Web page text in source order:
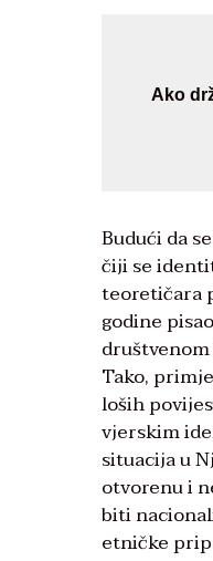
Ako
Budući da
čiji se
teoretičara
godine
Tako,
loših
vjerskim
situacija u
otvorenu i
biti
etničke